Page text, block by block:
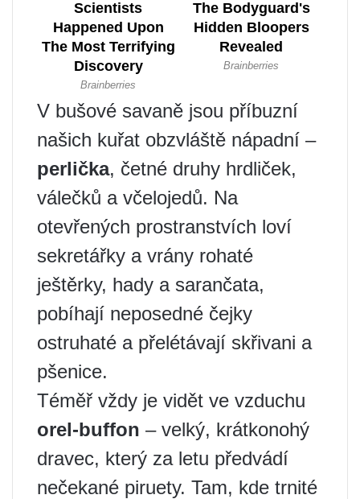
V bušové savaně jsou příbuzní
našich kuřat obzvláště nápadní –
perlička, četné druhy hrdliček,
válečků a včelojedů. Na
otevřených prostranstvích loví
sekretářky a vrány rohaté
ještěrky, hady a sarančata,
pobíhají neposedné čejky
ostruhaté a přelétávají skřivani a
pšenice.
Téměř vždy je vidět ve vzduchu
orel-buffon – velký, krátkonohý
dravec, který za letu předvádí
nečekané piruety. Tam, kde trnité